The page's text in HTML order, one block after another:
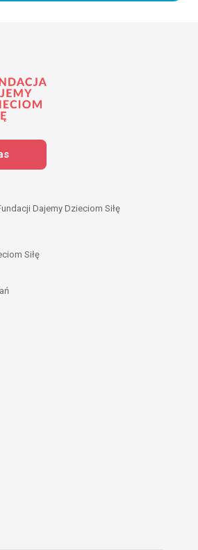
Dajemy Dzieciom Siłę
Siłę